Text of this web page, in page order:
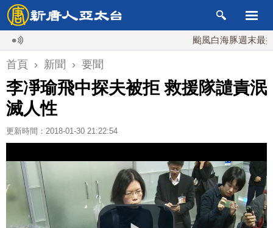
颱風白海豚週末最接近台
首頁 › 新聞 › 要聞
李凈瑜飛中探夫被拒 救援隊譴責泯
滅人性
更新時間：2018-01-30 21:22:54